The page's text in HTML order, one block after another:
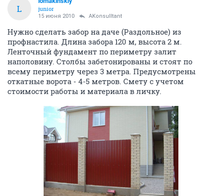
L
junior
15 июня 2010 AKonsulltant
Нужно сделать забор на даче (Раздольное) из
профнастила. Длина забора 120 м, высота 2 м.
Ленточный фундамент по периметру залит
наполовину. Столбы забетонированы и стоят по
всему периметру через 3 метра. Предусмотрены
откатные ворота - 4-5 метров. Смету с учетом
стоимости работы и материала в личку.